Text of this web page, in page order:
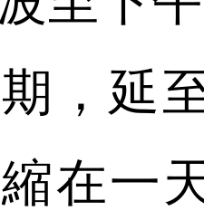
，延
在一